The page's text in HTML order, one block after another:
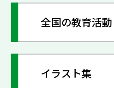
全国の教育活動
イラスト集